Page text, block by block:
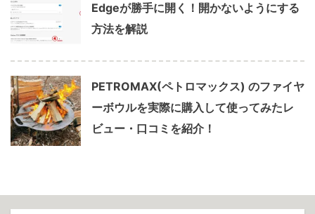
Edgeが勝手に開く！開かないようにする
方法を解説
PETROMAX(ペトロマックス) のファイヤ
ーボウルを実際に購入して使ってみたレ
ビュー・口コミを紹介！